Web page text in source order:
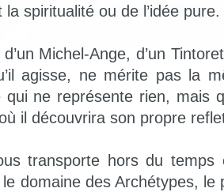
spiritualité ou de l’idée pure.
Michel-Ange, d’un
agisse, ne mérite pas la
qui ne représente rien, mais
il découvrira son propre
transporte hors du
domaine des Archétypes, le